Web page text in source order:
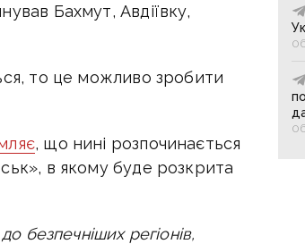
Бахмут, Авдіївку,
то це можливо зробити
, що нині розпочинається
в якому буде розкрита
безпечніших регіонів,